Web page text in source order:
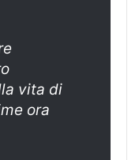
vita di
ora